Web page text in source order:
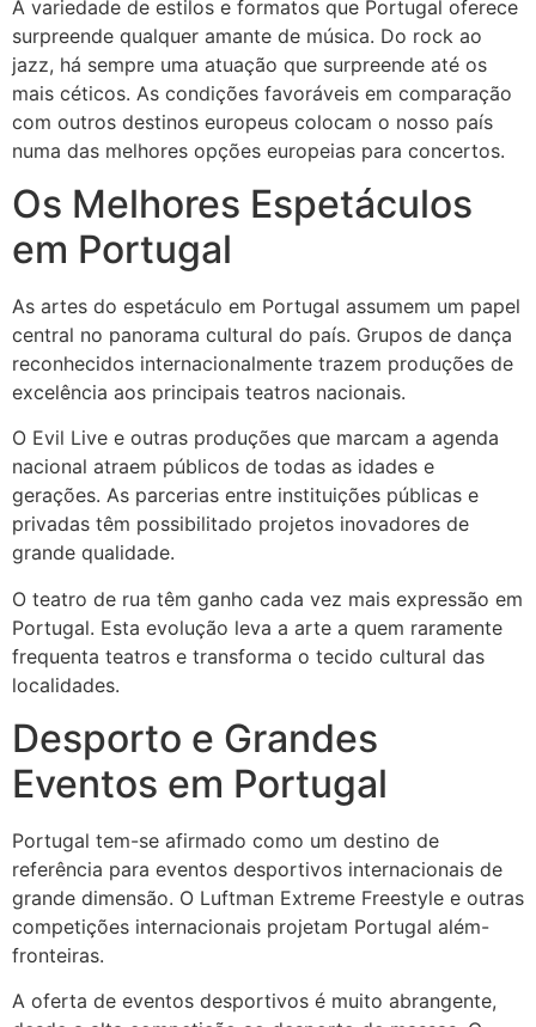
A variedade de estilos e formatos que Portugal oferece
surpreende qualquer amante de música. Do rock ao
jazz, há sempre uma atuação que surpreende até os
mais céticos. As condições favoráveis em comparação
com outros destinos europeus colocam o nosso país
numa das melhores opções europeias para concertos.
Os Melhores Espetáculos
em Portugal
As artes do espetáculo em Portugal assumem um papel
central no panorama cultural do país. Grupos de dança
reconhecidos internacionalmente trazem produções de
excelência aos principais teatros nacionais.
O Evil Live e outras produções que marcam a agenda
nacional atraem públicos de todas as idades e
gerações. As parcerias entre instituições públicas e
privadas têm possibilitado projetos inovadores de
grande qualidade.
O teatro de rua têm ganho cada vez mais expressão em
Portugal. Esta evolução leva a arte a quem raramente
frequenta teatros e transforma o tecido cultural das
localidades.
Desporto e Grandes
Eventos em Portugal
Portugal tem-se afirmado como um destino de
referência para eventos desportivos internacionais de
grande dimensão. O Luftman Extreme Freestyle e outras
competições internacionais projetam Portugal além-
fronteiras.
A oferta de eventos desportivos é muito abrangente,